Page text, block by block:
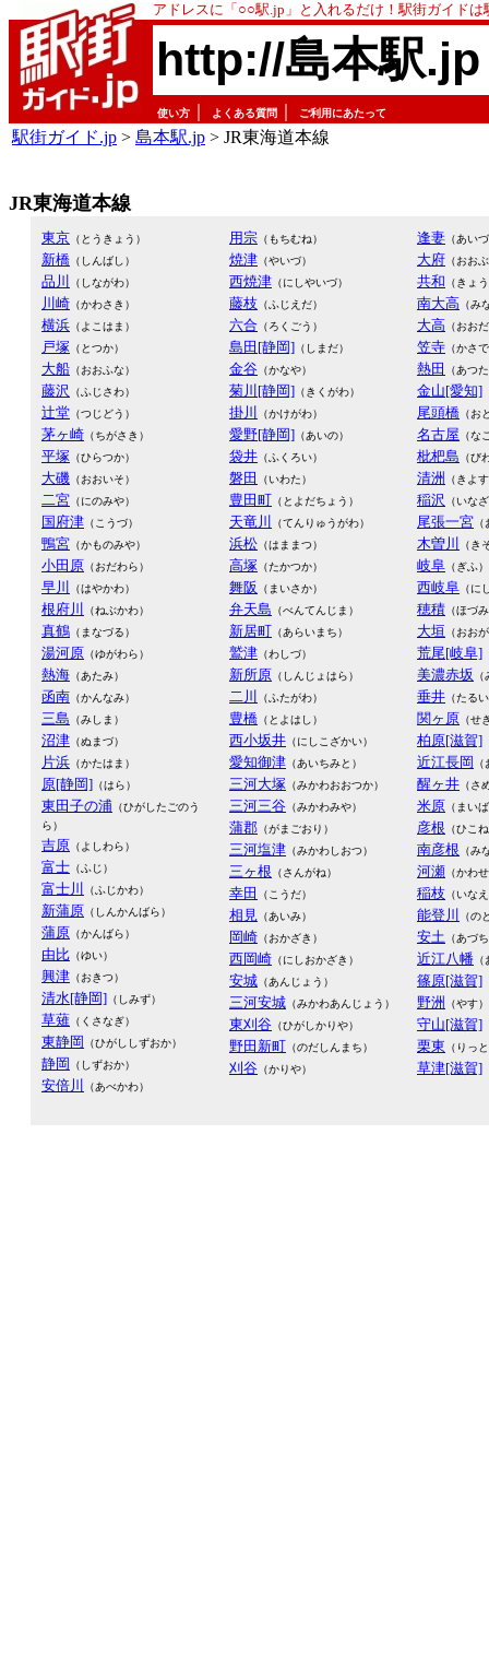
アドレスに「○○駅.jp」と入れるだけ！駅街ガイド
http://島本駅.jp
使い方 よくある質問 ご利用にあたって
駅街ガイド.jp > 島本駅.jp > JR東海道本線
JR東海道本線
東京 （とうきょう）
新橋 （しんばし）
品川 （しながわ）
川崎 （かわさき）
横浜 （よこはま）
戸塚 （とつか）
大船 （おおふな）
藤沢 （ふじさわ）
辻堂 （つじどう）
茅ヶ崎 （ちがさき）
平塚 （ひらつか）
大磯 （おおいそ）
二宮 （にのみや）
国府津 （こうづ）
鴨宮 （かものみや）
小田原 （おだわら）
早川 （はやかわ）
根府川 （ねぶかわ）
真鶴 （まなづる）
湯河原 （ゆがわら）
熱海 （あたみ）
函南 （かんなみ）
三島 （みしま）
沼津 （ぬまづ）
片浜 （かたはま）
原[静岡] （はら）
東田子の浦 （ひがしたごのう
ら）
吉原 （よしわら）
富士 （ふじ）
富士川 （ふじかわ）
新蒲原 （しんかんばら）
蒲原 （かんばら）
由比 （ゆい）
興津 （おきつ）
清水[静岡] （しみず）
草薙 （くさなぎ）
東静岡 （ひがししずおか）
静岡 （しずおか）
安倍川 （あべかわ）
用宗 （もちむね）
焼津 （やいづ）
西焼津 （にしやいづ）
藤枝 （ふじえだ）
六合 （ろくごう）
島田[静岡] （しまだ）
金谷 （かなや）
菊川[静岡] （きくがわ）
掛川 （かけがわ）
愛野[静岡] （あいの）
袋井 （ふくろい）
磐田 （いわた）
豊田町 （とよだちょう）
天竜川 （てんりゅうがわ）
浜松 （はままつ）
高塚 （たかつか）
舞阪 （まいさか）
弁天島 （べんてんじま）
新居町 （あらいまち）
鷲津 （わしづ）
新所原 （しんじょはら）
二川 （ふたがわ）
豊橋 （とよはし）
西小坂井 （にしこざかい）
愛知御津 （あいちみと）
三河大塚 （みかわおおつか）
三河三谷 （みかわみや）
蒲郡 （がまごおり）
三河塩津 （みかわしおつ）
三ヶ根 （さんがね）
幸田 （こうだ）
相見 （あいみ）
岡崎 （おかざき）
西岡崎 （にしおかざき）
安城 （あんじょう）
三河安城 （みかわあんじょう）
東刈谷 （ひがしかりや）
野田新町 （のだしんまち）
刈谷 （かりや）
逢妻 （あい
大府 （おお
共和 （きょ
南大高 （み
大高 （おお
笠寺 （かさ
熱田 （あつ
金山[愛知]
尾頭橋 （お
名古屋 （な
枇杷島 （び
清洲 （きよ
稲沢 （いな
尾張一宮
木曽川 （き
岐阜 （ぎふ）
西岐阜 （に
穂積 （ほづ
大垣 （おお
荒尾[岐阜]
美濃赤坂
垂井 （たる
関ヶ原 （せ
柏原[滋賀]
近江長岡
醒ヶ井 （さ
米原 （まい
彦根 （ひこ
南彦根 （み
河瀬 （かわ
稲枝 （いな
能登川 （の
安土 （あづ
近江八幡
篠原[滋賀]
野洲 （やす）
守山[滋賀]
栗東 （りっ
草津[滋賀]